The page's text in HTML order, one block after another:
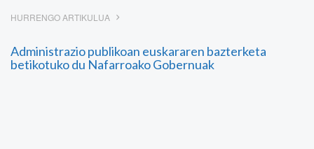
HURRENGO ARTIKULUA
Administrazio publikoan euskararen bazterketa
betikotuko du Nafarroako Gobernuak